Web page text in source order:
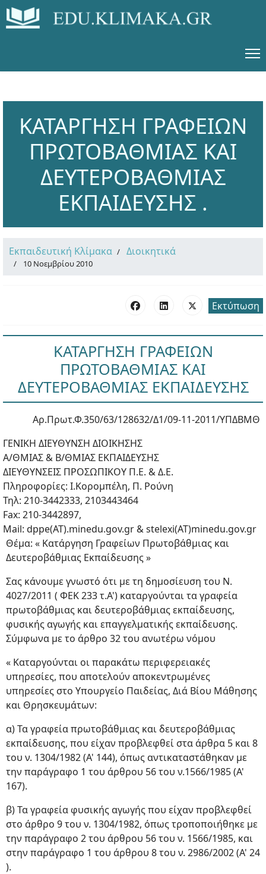
ΚΑΤΑΡΓΗΣΗ ΓΡΑΦΕΙΩΝ
ΠΡΩΤΟΒΑΘΜΙΑΣ ΚΑΙ
ΔΕΥΤΕΡΟΒΑΘΜΙΑΣ
ΕΚΠΑΙΔΕΥΣΗΣ .
Εκπαιδευτική Κλίμακα Διοικητικά
10 Νοεμβρίου 2010
Εκτύπωση
ΚΑΤΑΡΓΗΣΗ ΓΡΑΦΕΙΩΝ
ΠΡΩΤΟΒΑΘΜΙΑΣ ΚΑΙ
ΔΕΥΤΕΡΟΒΑΘΜΙΑΣ ΕΚΠΑΙΔΕΥΣΗΣ
Αρ.Πρωτ.Φ.350/63/128632/Δ1/09-11-2011/ΥΠΔΒΜΘ
ΓΕΝΙΚΗ ΔΙΕΥΘΥΝΣΗ ΔΙΟΙΚΗΣΗΣ
Α/ΘΜΙΑΣ & Β/ΘΜΙΑΣ ΕΚΠΑΙΔΕΥΣΗΣ
ΔΙΕΥΘΥΝΣΕΙΣ ΠΡΟΣΩΠΙΚΟΥ Π.Ε. & Δ.Ε.
Πληροφορίες: Ι.Κορομπέλη, Π. Ρούνη
Τηλ: 210-3442333, 2103443464
Fax: 210-3442897,
Mail: dppe(AT).minedu.gov.gr & stelexi(AT)minedu.gov.gr
Θέμα: « Κατάργηση Γραφείων Πρωτοβάθμιας και
Δευτεροβάθμιας Εκπαίδευσης »
Σας κάνουμε γνωστό ότι με τη δημοσίευση του Ν.
4027/2011 ( ΦΕΚ 233 τ.Α') καταργούνται τα γραφεία
πρωτοβάθμιας και δευτεροβάθμιας εκπαίδευσης,
φυσικής αγωγής και επαγγελματικής εκπαίδευσης.
Σύμφωνα με το άρθρο 32 του ανωτέρω νόμου
« Καταργούνται οι παρακάτω περιφερειακές
υπηρεσίες, που αποτελούν αποκεντρωμένες
υπηρεσίες στο Υπουργείο Παιδείας, Διά Βίου Μάθησης
και Θρησκευμάτων:
α) Τα γραφεία πρωτοβάθμιας και δευτεροβάθμιας
εκπαίδευσης, που είχαν προβλεφθεί στα άρθρα 5 και 8
του ν. 1304/1982 (Α' 144), όπως αντικαταστάθηκαν με
την παράγραφο 1 του άρθρου 56 του ν.1566/1985 (Α'
167).
β) Τα γραφεία φυσικής αγωγής που είχαν προβλεφθεί
στο άρθρο 9 του ν. 1304/1982, όπως τροποποιήθηκε με
την παράγραφο 2 του άρθρου 56 του ν. 1566/1985, και
στην παράγραφο 1 του άρθρου 8 του ν. 2986/2002 (Α' 24
).